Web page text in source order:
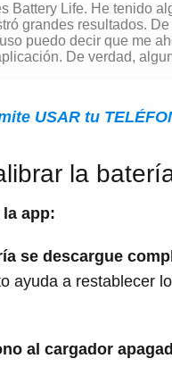
Battery Life. He tenido
grandes resultados.
puedo decir que me
De verdad,
USAR tu
la
la app:
se descargue
ayuda a restablecer
al cargador